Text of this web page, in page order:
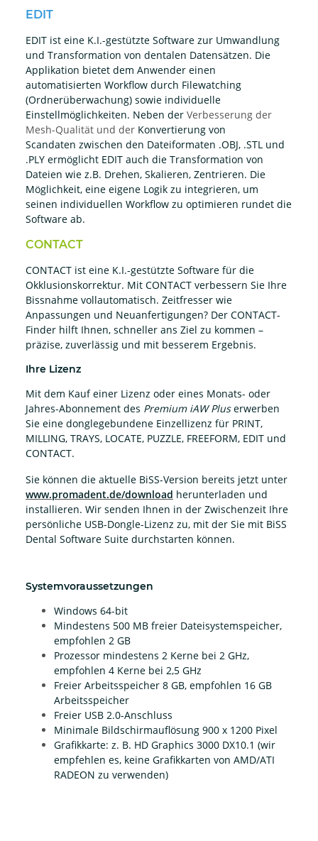
EDIT
EDIT ist eine K.I.-gestützte Software zur Umwandlung
und Transformation von dentalen Datensätzen. Die
Applikation bietet dem Anwender einen
automatisierten Workflow durch Filewatching
(Ordnerüberwachung) sowie individuelle
Einstellmöglichkeiten. Neben der Verbesserung der
Mesh-Qualität und der Konvertierung von
Scandaten zwischen den Dateiformaten .OBJ, .STL und
.PLY ermöglicht EDIT auch die Transformation von
Dateien wie z.B. Drehen, Skalieren, Zentrieren. Die
Möglichkeit, eine eigene Logik zu integrieren, um
seinen individuellen Workflow zu optimieren rundet die
Software ab.
CONTACT
CONTACT ist eine K.I.-gestützte Software für die
Okklusionskorrektur. Mit CONTACT verbessern Sie Ihre
Bissnahme vollautomatisch. Zeitfresser wie
Anpassungen und Neuanfertigungen? Der CONTACT-
Finder hilft Ihnen, schneller ans Ziel zu kommen –
präzise, zuverlässig und mit besserem Ergebnis.
Ihre Lizenz
Mit dem Kauf einer Lizenz oder eines Monats- oder
Jahres-Abonnement des Premium iAW Pluserwerben
Sie eine donglegebundene Einzellizenz für PRINT,
MILLING, TRAYS, LOCATE, PUZZLE, FREEFORM, EDIT und
CONTACT.
Sie können die aktuelle BiSS-Version bereits jetzt unter
www.promadent.de/download herunterladen und
installieren. Wir senden Ihnen in der Zwischenzeit Ihre
persönliche USB-Dongle-Lizenz zu, mit der Sie mit BiSS
Dental Software Suite durchstarten können.
Systemvoraussetzungen
Windows 64-bit
Mindestens 500 MB freier Dateisystemspeicher,
empfohlen 2 GB
Prozessor mindestens 2 Kerne bei 2 GHz,
empfohlen 4 Kerne bei 2,5 GHz
Freier Arbeitsspeicher 8 GB, empfohlen 16 GB
Arbeitsspeicher
Freier USB 2.0-Anschluss
Minimale Bildschirmauflösung 900 x 1200 Pixel
Grafikkarte: z. B. HD Graphics 3000 DX10.1 (wir
empfehlen es, keine Grafikkarten von AMD/ATI
RADEON zu verwenden)